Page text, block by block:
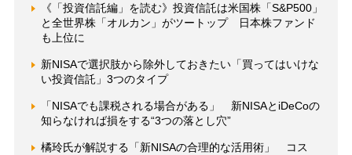
《「投資信託編」を読む》投資信託は米国株「S&P500」
と全世界株「オルカン」がツートップ 日本株ファンド
も上位に
新NISAで選択肢から除外しておきたい「買ってはいけな
い投資信託」3つのタイプ
「NISAでも課税される場合がある」 新NISAとiDeCoの
知らなければ損をする“3つの落とし穴”
橘玲氏が解説する「新NISAの合理的な活用術」 コス